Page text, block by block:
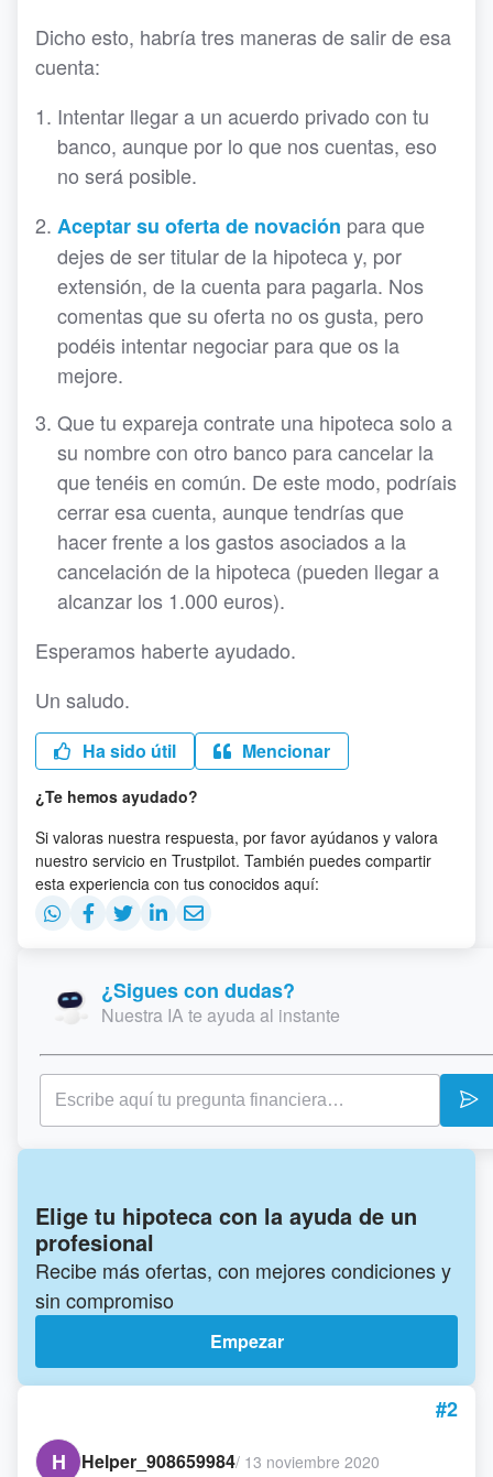
Dicho esto, habría tres maneras de salir de esa
cuenta:
Intentar llegar a un acuerdo privado con tu
banco, aunque por lo que nos cuentas, eso
no será posible.
Aceptar su oferta de novación para que
dejes de ser titular de la hipoteca y, por
extensión, de la cuenta para pagarla. Nos
comentas que su oferta no os gusta, pero
podéis intentar negociar para que os la
mejore.
Que tu expareja contrate una hipoteca solo a
su nombre con otro banco para cancelar la
que tenéis en común. De este modo, podríais
cerrar esa cuenta, aunque tendrías que
hacer frente a los gastos asociados a la
cancelación de la hipoteca (pueden llegar a
alcanzar los 1.000 euros).
Esperamos haberte ayudado.
Un saludo.
Ha sido útil Mencionar
¿Te hemos ayudado?
Si valoras nuestra respuesta, por favor ayúdanos y valora
nuestro servicio en Trustpilot. También puedes compartir
esta experiencia con tus conocidos aquí:
¿Sigues con dudas?
Nuestra IA te ayuda al instante
Elige tu hipoteca con la ayuda de un
profesional
Recibe más ofertas, con mejores condiciones y
sin compromiso
Empezar
#2
H
Helper_908659984/ 13 noviembre 2020